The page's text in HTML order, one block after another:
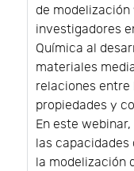
de modelización
investigadores
Química al
materiales
relaciones
propiedades y
En este
las capacidades
la modelización